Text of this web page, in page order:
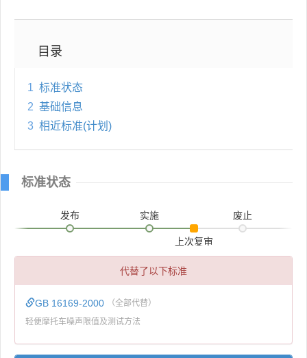
目录
1 标准状态
2 基础信息
3 相近标准(计划)
标准状态
发布 实施
上次复审
废止
代替了以下标准
GB 16169-2000 （全部代替）
轻便摩托车噪声限值及测试方法